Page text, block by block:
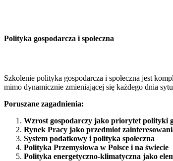
Polityka gospodarcza i społeczna
Szkolenie polityka gospodarcza i społeczna jest
mimo dynamicznie zmieniającej się każdego dnia
Poruszane zagadnienia:
Wzrost gospodarczy jako priorytet polityki
Rynek Pracy jako przedmiot
System podatkowy i polityka społeczna
Polityka Przemysłowa w Polsce i na świecie
Polityka energetyczno-klimatyczna jako